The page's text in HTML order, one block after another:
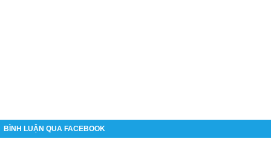
BÌNH LUẬN QUA FACEBOOK